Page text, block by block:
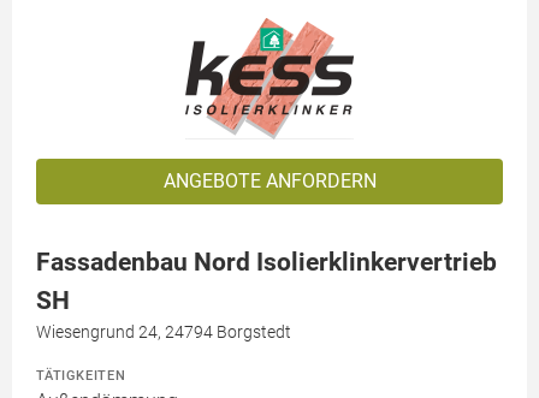
ANGEBOTE ANFORDERN
Fassadenbau Nord Isolierklinkervertrieb
SH
Wiesengrund 24, 24794 Borgstedt
TÄTIGKEITEN